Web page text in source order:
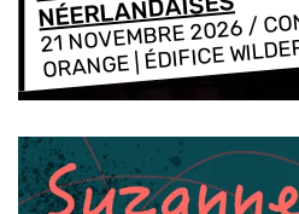
NÉERLANDAISES
21 NOVEMBRE 2026/
ORANGE | ÉDIFICE